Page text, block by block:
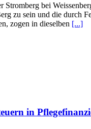
Stromberg bei
zu sein und die durch
zogen in dieselben [...]
in